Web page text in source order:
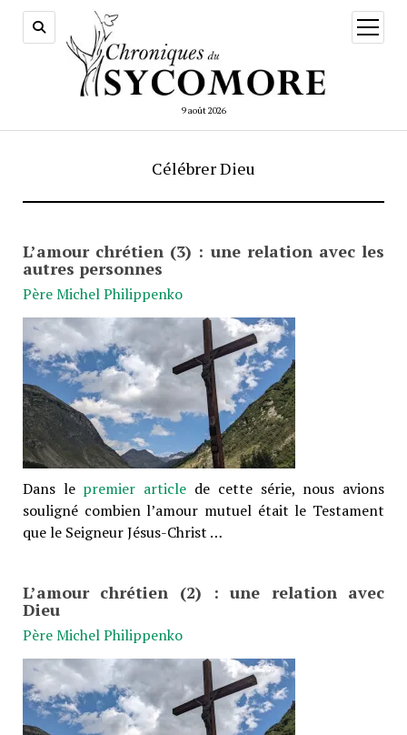
9 août 2026
ouvrir
menu
Célébrer Dieu
L’amour chrétien (3) : une relation avec les
autres personnes
Père Michel Philippenko
Dans le premier article de cette série, nous avions
souligné combien l’amour mutuel était le Testament
que le Seigneur Jésus-Christ …
L’amour chrétien (2) : une relation avec
Dieu
Père Michel Philippenko